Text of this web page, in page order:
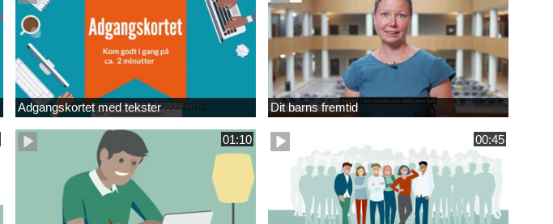
Adgangskortet med tekster Dit barns fremtid
01:10 00:45